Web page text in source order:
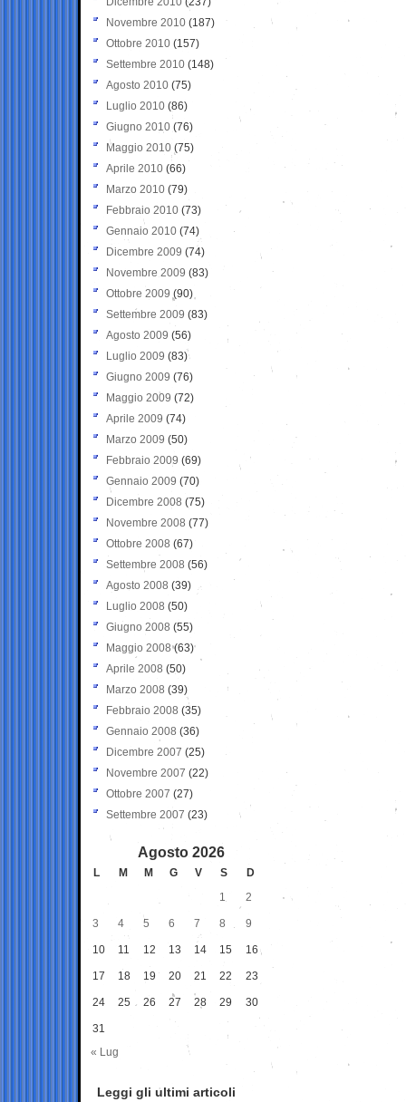
Novembre 2010 (187)
Ottobre 2010 (157)
Settembre 2010 (148)
Agosto 2010 (75)
Luglio 2010 (86)
Giugno 2010 (76)
Maggio 2010 (75)
Aprile 2010 (66)
Marzo 2010 (79)
Febbraio 2010 (73)
Gennaio 2010 (74)
Dicembre 2009 (74)
Novembre 2009 (83)
Ottobre 2009 (90)
Settembre 2009 (83)
Agosto 2009 (56)
Luglio 2009 (83)
Giugno 2009 (76)
Maggio 2009 (72)
Aprile 2009 (74)
Marzo 2009 (50)
Febbraio 2009 (69)
Gennaio 2009 (70)
Dicembre 2008 (75)
Novembre 2008 (77)
Ottobre 2008 (67)
Settembre 2008 (56)
Agosto 2008 (39)
Luglio 2008 (50)
Giugno 2008 (55)
Maggio 2008(63)
Aprile 2008 (50)
Marzo 2008 (39)
Febbraio 2008 (35)
Gennaio 2008 (36)
Dicembre 2007 (25)
Novembre 2007 (22)
Ottobre 2007 (27)
Settembre 2007 (23)
Agosto 2026
L M M G V S
D
1
2
3 4 5 6 7 8 9
10 11 12 13 14 15 16
17 18 19 20 21 22 23
24 25 26 27 28 29 30
31
« Lug
Leggi gli ultimi articoli